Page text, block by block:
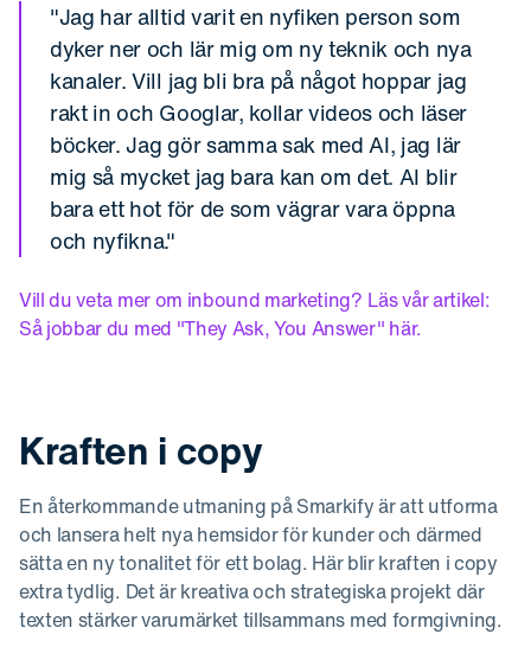
"Jag har alltid varit en nyfiken person som
dyker ner och lär mig om ny teknik och nya
kanaler. Vill jag bli bra på något hoppar jag
rakt in och Googlar, kollar videos och läser
böcker. Jag gör samma sak med AI, jag lär
mig så mycket jag bara kan om det. AI blir
bara ett hot för de som vägrar vara öppna
och nyfikna."
Vill du veta mer om inbound marketing? Läs vår artikel:
Så jobbar du med "They Ask, You Answer" här.
Kraften i copy
En återkommande utmaning på Smarkify är att utforma
och lansera helt nya hemsidor för kunder och därmed
sätta en ny tonalitet för ett bolag. Här blir kraften i copy
extra tydlig. Det är kreativa och strategiska projekt där
texten stärker varumärket tillsammans med formgivning.